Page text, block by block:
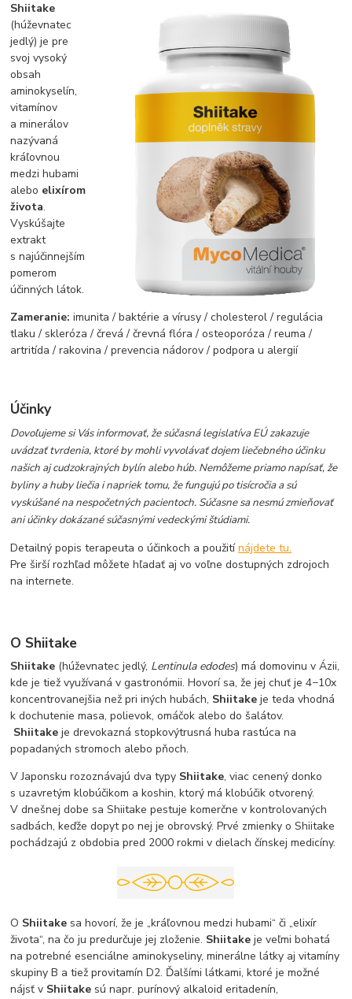
Shiitake
(húževnatec
jedlý) je pre
svoj vysoký
obsah
aminokyselín,
vitamínov
a minerálov
nazývaná
kráľovnou
medzi hubami
alebo elixírom
života.
Vyskúšajte
extrakt
s najúčinnejším
pomerom
účinných látok.
Zameranie:imunita / baktérie a vírusy / cholesterol / regulácia
tlaku / skleróza / črevá / črevná flóra / osteoporóza / reuma /
artritída / rakovina / prevencia nádorov / podpora u alergií
Účinky
Dovoľujeme si Vás informovať, že súčasná legislatíva EÚ zakazuje
uvádzať tvrdenia, ktoré by mohli vyvolávať dojem liečebného účinku
našich aj cudzokrajných bylín alebo húb. Nemôžeme priamo napísať, že
byliny a huby liečia i napriek tomu, že fungujú po tisícročia a sú
vyskúšané na nespočetných pacientoch. Súčasne sa nesmú zmieňovať
ani účinky dokázané súčasnými vedeckými štúdiami.
Detailný popis terapeuta o účinkoch a použitínájdete tu.
Pre širší rozhľad môžete hľadať aj vo voľne dostupných zdrojoch
na internete.
O Shiitake
Shiitake (húževnatec jedlý, Lentinula edodes) má domovinu v Ázii,
kde je tiež využívaná v gastronómii. Hovorí sa, že jej chuť je 4−10x
koncentrovanejšia než pri iných hubách, Shiitake je teda vhodná
k dochutenie masa, polievok, omáčok alebo do šalátov.
Shiitake je drevokazná stopkovýtrusná huba rastúca na
popadaných stromoch alebo pňoch.
V Japonsku rozoznávajú dva typy Shiitake, viac cenený donko
s uzavretým klobúčikom a koshin, ktorý má klobúčik otvorený.
V dnešnej dobe sa Shiitake pestuje komerčne v kontrolovaných
sadbách, keďže dopyt po nej je obrovský. Prvé zmienky o Shiitake
pochádzajú z obdobia pred 2000 rokmi v dielach čínskej medicíny.
O Shiitake sa hovorí, že je „kráľovnou medzi hubami“ či „elixír
života“, na čo ju predurčuje jej zloženie. Shiitake je veľmi bohatá
na potrebné esenciálne aminokyseliny, minerálne látky aj vitamíny
skupiny B a tiež provitamín D2. Ďalšími látkami, ktoré je možné
nájsť v Shiitake sú napr. purínový alkaloid eritadenín,